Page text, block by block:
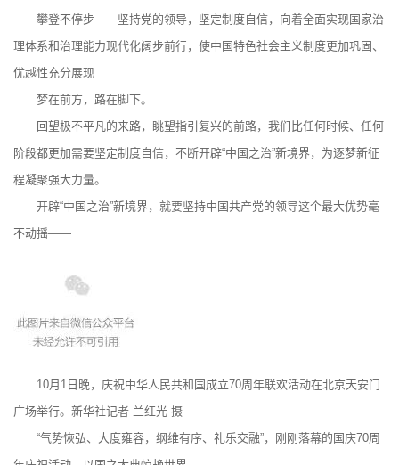
攀登不停步——坚持党的领导，坚定制度自信，向着全面实现国家治
理体系和治理能力现代化阔步前行，使中国特色社会主义制度更加巩固、
优越性充分展现
梦在前方，路在脚下。
回望极不平凡的来路，眺望指引复兴的前路，我们比任何时候、任何
阶段都更加需要坚定制度自信，不断开辟“中国之治”新境界，为逐梦新征
程凝聚强大力量。
开辟“中国之治”新境界，就要坚持中国共产党的领导这个最大优势毫
不动摇——
10月1日晚，庆祝中华人民共和国成立70周年联欢活动在北京天安门
广场举行。新华社记者 兰红光 摄
“气势恢弘、大度雍容，纲维有序、礼乐交融”，刚刚落幕的国庆70周